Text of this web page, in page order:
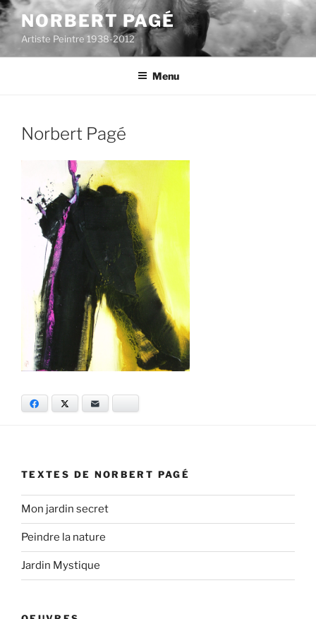
Aller
au
contenu
principal
NORBERT PAGÉ
Artiste Peintre 1938-2012
Menu
Norbert Pagé
Facebook
TEXTES DE NORBERT PAGÉ
Mon jardin secret
Peindre la nature
Jardin Mystique